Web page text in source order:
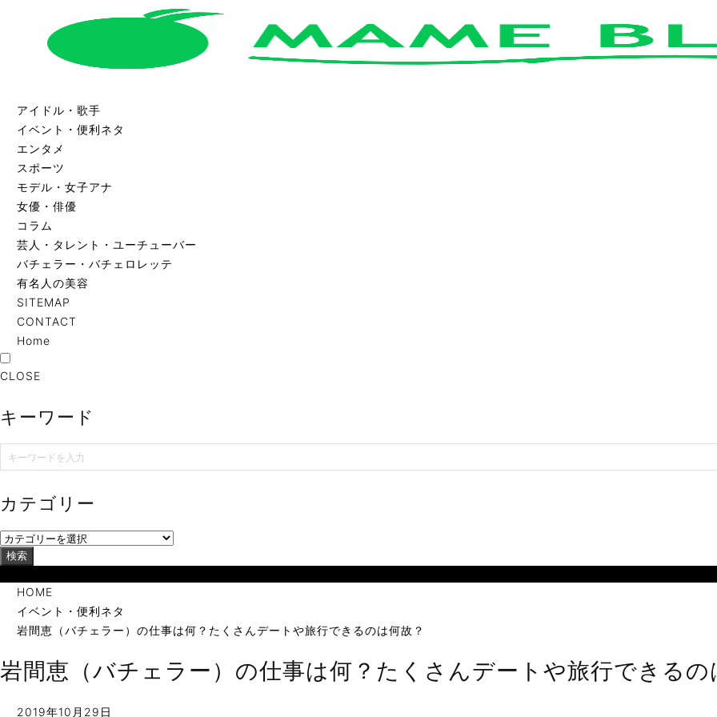
アイドル・歌手
イベント・便利ネタ
エンタメ
スポーツ
モデル・女子アナ
女優・俳優
コラム
芸人・タレント・ユーチューバー
バチェラー・バチェロレッテ
有名人の美容
SITEMAP
CONTACT
Home
CLOSE
キーワード
カテゴリー
検索
HOME
イベント・便利ネタ
岩間恵（バチェラー）の仕事は何？たくさんデートや旅行できるのは何故？
岩間恵（バチェラー）の仕事は何？たくさんデートや旅行できるの
2019年10月29日